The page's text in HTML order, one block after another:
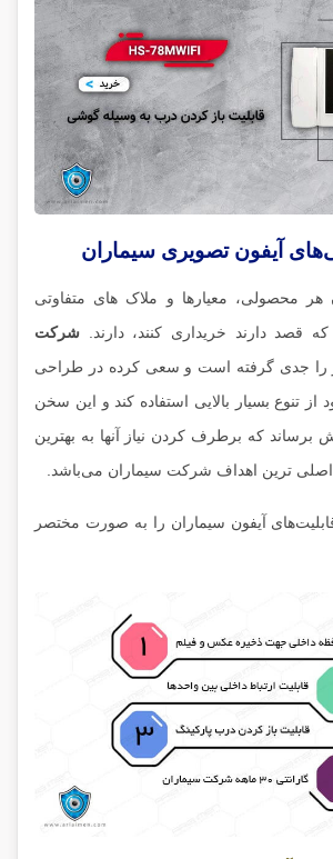
آیفون تصویری سیماران
هر محصولی، معیارها و ملاک های متفاوتی
قصد دارند خریداری کنند، دارند. شرکت
را جدی گرفته است و سعی کرده در طراحی
از تنوع بسیار بالایی استفاده کند و این سخن
برساند که برطرف کردن نیاز آنها به بهترین
ترین اهداف شرکت سیماران می‌باشد.
آیفون سیماران را به صورت مختصر